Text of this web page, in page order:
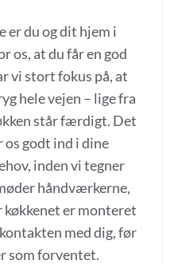
er du og dit hjem i
os, at du får en god
vi stort fokus på, at
hele vejen – lige fra
står færdigt. Det
godt ind i dine
inden vi tegner
håndværkerne,
køkkenet er monteret
med dig, før
som forventet.